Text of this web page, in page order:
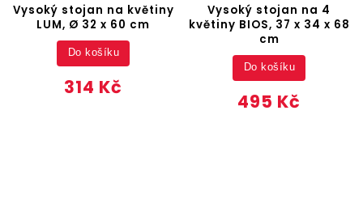
Vysoký stojan na květiny
LUM, Ø 32 x 60 cm
314 Kč
Do košíku
Vysoký stojan na 4
květiny BIOS, 37 x 34 x 68
cm
495 Kč
Do košíku